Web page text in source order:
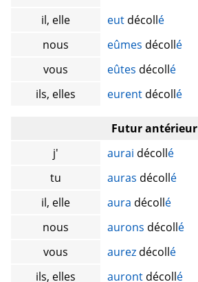
il, elle
eut décollé
nous
eûmes décollé
vous
eûtes décollé
ils, elles
eurent décollé
Futur antérieur
j'
aurai décollé
tu
auras décollé
il, elle
aura décollé
nous
aurons décollé
vous
aurez décollé
ils, elles
auront décollé